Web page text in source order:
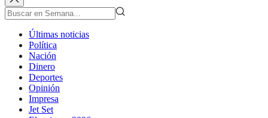
Últimas noticias
Política
Nación
Dinero
Deportes
Opinión
Impresa
Jet Set